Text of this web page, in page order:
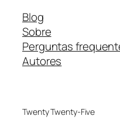
Blog
Sobre
Perguntas
Autores
Twenty Twenty-Five